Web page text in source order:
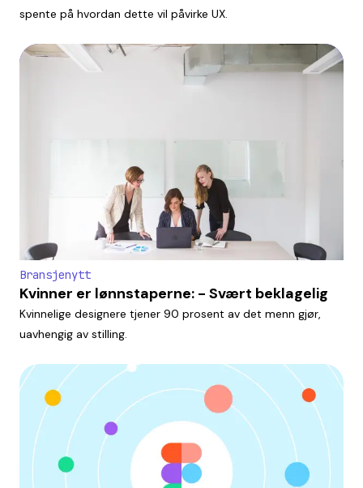
spente på hvordan dette vil påvirke UX.
Bransjenytt
Kvinner er lønnstaperne: - Svært beklagelig
Kvinnelige designere tjener 90 prosent av det menn gjør,
uavhengig av stilling.